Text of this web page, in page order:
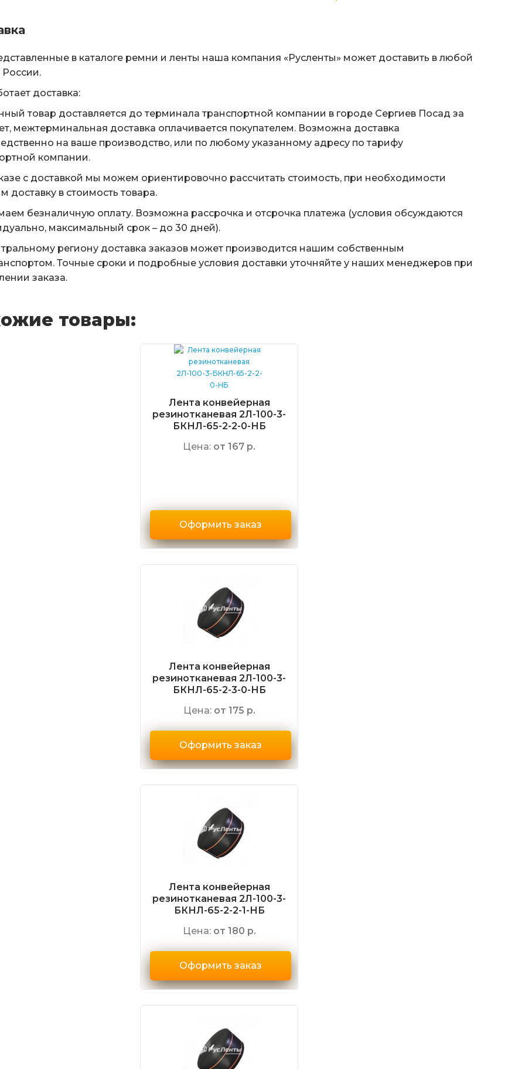
в каталоге ремни и ленты наша компания «Русленты» может доставить в любой
России.
доставка:
товар доставляется до терминала транспортной компании в городе Сергиев Посад за
межтерминальная доставка оплачивается покупателем. Возможна доставка
на ваше производство, или по любому указанному адресу по тарифу
компании.
с доставкой мы можем ориентировочно рассчитать стоимость, при необходимости
доставку в стоимость товара.
безналичную оплату. Возможна рассрочка и отсрочка платежа (условия обсуждаются
максимальный срок – до 30 дней).
региону доставка заказов может производится нашим собственным
Точные сроки и подробные условия доставки уточняйте у наших менеджеров при
заказа.
товары:
Лента конвейерная
резинотканевая 2Л-100-3-
БКНЛ-65-2-2-0-НБ
Цена: от 167 р.
Оформить заказ
Лента конвейерная
резинотканевая 2Л-100-3-
БКНЛ-65-2-3-0-НБ
Цена: от 175 р.
Оформить заказ
Лента конвейерная
резинотканевая 2Л-100-3-
БКНЛ-65-2-2-1-НБ
Цена: от 180 р.
Оформить заказ